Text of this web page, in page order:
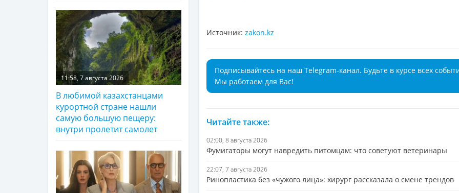
Источник: zakon.kz
Подписывайтесь на наш Telegram-канал. Будьте в курсе всех
Мы работаем для Вас!
Читайте также:
02:00, 8 августа 2026
Фумигаторы могут навредить питомцам: что советуют ветеринары
22:07, 7 августа 2026
Ринопластика без «чужого лица»: хирург рассказала о смене трендов
11:58, 7 августа 2026
В любимой казахстанцами
курортной стране нашли
самую большую пещеру:
внутри пролетит самолет